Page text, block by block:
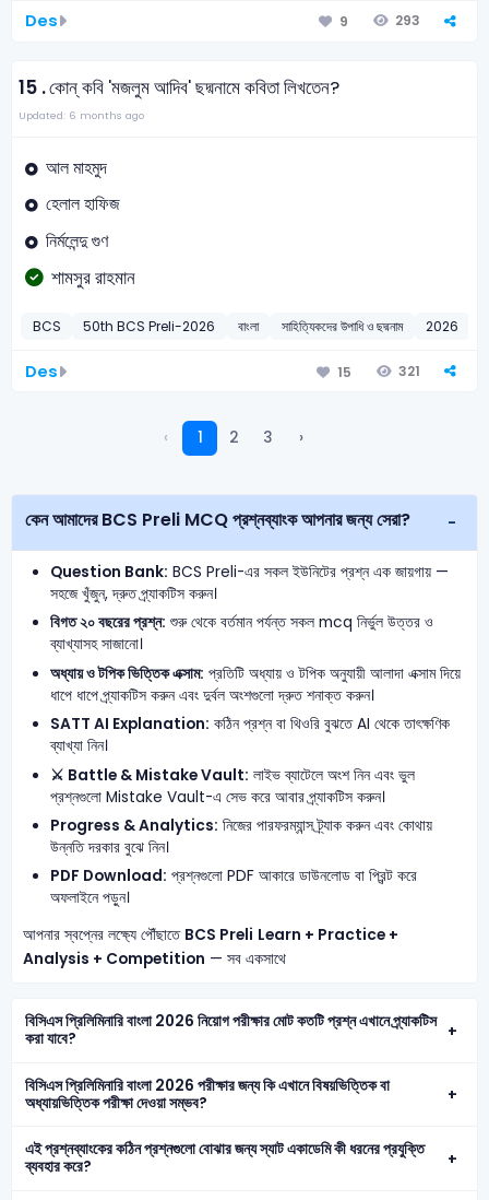
Des 9 293
15 .কোন্ কবি 'মজলুম আদিব' ছদ্মনামে কবিতা লিখতেন?
Updated: 6 months ago
আল মাহমুদ
হেলাল হাফিজ
নির্মলেন্দু গুণ
শামসুর রাহমান
BCS 50th BCS Preli-2026 বাংলা সাহিত্যিকদের উপাধি ও ছদ্মনাম 2026
Des 15 321
‹ 1 2 3 ›
কেন আমাদের BCS Preli MCQ প্রশ্নব্যাংক আপনার জন্য সেরা?
Question Bank: BCS Preli-এর সকল ইউনিটের প্রশ্ন এক জায়গায় —
সহজে খুঁজুন, দ্রুত প্র্যাকটিস করুন।
বিগত ২০ বছরের প্রশ্ন: শুরু থেকে বর্তমান পর্যন্ত সকল mcq নির্ভুল উত্তর ও
ব্যাখ্যাসহ সাজানো।
অধ্যায় ও টপিক ভিত্তিক এক্সাম: প্রতিটি অধ্যায় ও টপিক অনুযায়ী আলাদা এক্সাম দিয়ে
ধাপে ধাপে প্র্যাকটিস করুন এবং দুর্বল অংশগুলো দ্রুত শনাক্ত করুন।
SATT AI Explanation: কঠিন প্রশ্ন বা থিওরি বুঝতে AI থেকে তাৎক্ষণিক
ব্যাখ্যা নিন।
⚔️ Battle & Mistake Vault: লাইভ ব্যাটেলে অংশ নিন এবং ভুল
প্রশ্নগুলো Mistake Vault-এ সেভ করে আবার প্র্যাকটিস করুন।
Progress & Analytics: নিজের পারফরম্যান্স ট্র্যাক করুন এবং কোথায়
উন্নতি দরকার বুঝে নিন।
PDF Download: প্রশ্নগুলো PDF আকারে ডাউনলোড বা প্রিন্ট করে
অফলাইনে পড়ুন।
আপনার স্বপ্নের লক্ষ্যে পৌঁছাতে BCS Preli Learn + Practice +
Analysis + Competition — সব একসাথে
বিসিএস প্রিলিমিনারি বাংলা 2026 নিয়োগ পরীক্ষার মোট কতটি প্রশ্ন এখানে প্র্যাকটিস
করা যাবে?
বিসিএস প্রিলিমিনারি বাংলা 2026 পরীক্ষার জন্য কি এখানে বিষয়ভিত্তিক বা
অধ্যায়ভিত্তিক পরীক্ষা দেওয়া সম্ভব?
এই প্রশ্নব্যাংকের কঠিন প্রশ্নগুলো বোঝার জন্য স্যাট একাডেমি কী ধরনের প্রযুক্তি
ব্যবহার করে?